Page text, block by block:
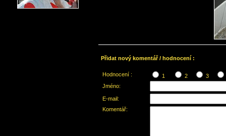
Přidat nový komentář / hodnocení :
Hodnocení : 1 2 3
Jméno:
E-mail:
Komentář: